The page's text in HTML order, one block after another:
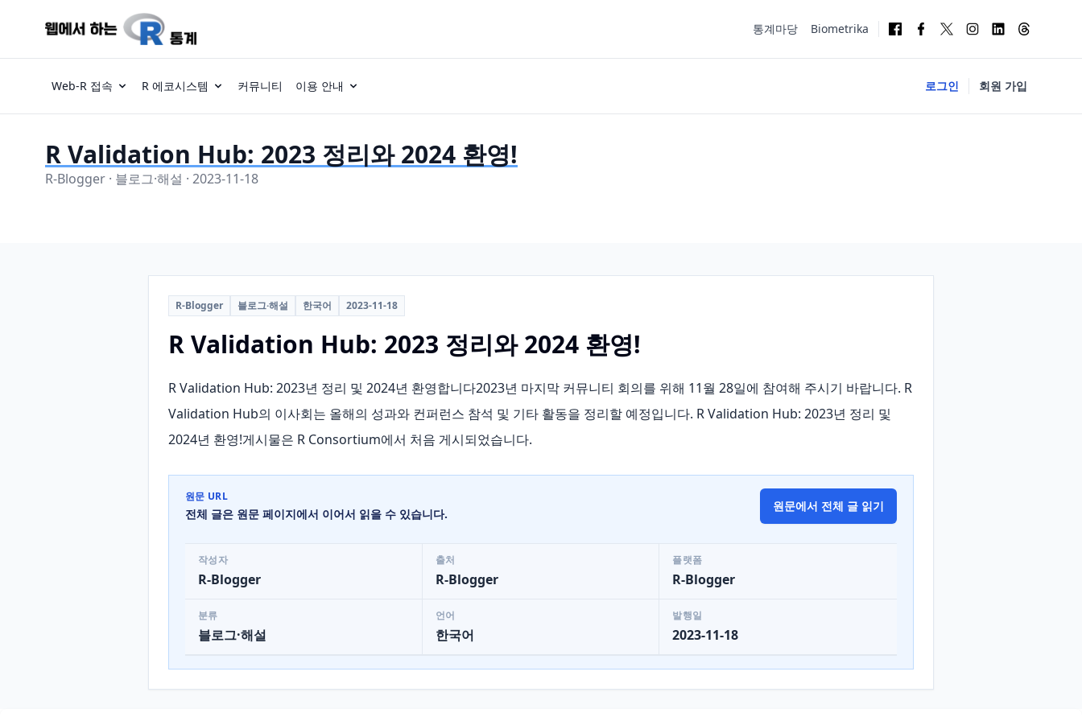
통계마당 Biometrika
Web-R 접속 R 에코시스템 커뮤니티 이용 안내 로그인 회원 가입
R Validation Hub: 2023 정리와 2024 환영!
R-Blogger · 블로그·해설 · 2023-11-18
R-Blogger 블로그·해설 한국어 2023-11-18
R Validation Hub: 2023 정리와 2024 환영!
R Validation Hub: 2023년 정리 및 2024년 환영합니다2023년 마지막 커뮤니티 회의를 위해 11월 28일에 참여해 주시기 바랍니다. R
Validation Hub의 이사회는 올해의 성과와 컨퍼런스 참석 및 기타 활동을 정리할 예정입니다. R Validation Hub: 2023년 정리 및
2024년 환영!게시물은 R Consortium에서 처음 게시되었습니다.
원문 URL
전체 글은 원문 페이지에서 이어서 읽을 수 있습니다.
원문에서 전체 글 읽기
작성자
R-Blogger
출처
R-Blogger
플랫폼
R-Blogger
분류
블로그·해설
언어
한국어
발행일
2023-11-18